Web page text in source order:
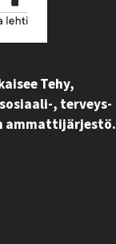
Tehy,
, terveys-
ammattijärjestö.